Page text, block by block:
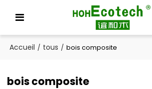
Accueil / tous / bois composite
bois composite